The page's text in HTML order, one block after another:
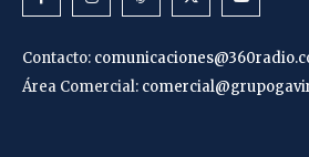
Contacto:
Área Comercial: